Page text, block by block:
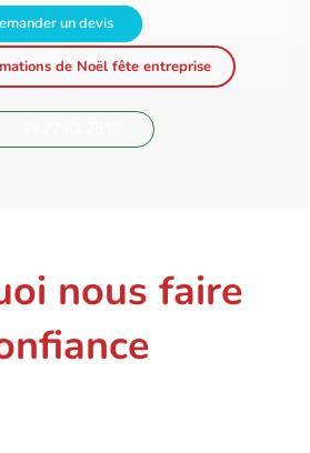
un devis
de Noël fête entreprise
nous faire